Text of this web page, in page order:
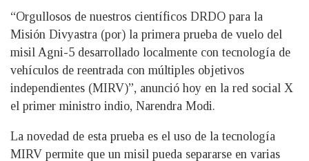
“Orgullosos de nuestros científicos DRDO para la
Misión Divyastra (por) la primera prueba de vuelo del
misil Agni-5 desarrollado localmente con tecnología de
vehículos de reentrada con múltiples objetivos
independientes (MIRV)”, anunció hoy en la red social X
el primer ministro indio, Narendra Modi.
La novedad de esta prueba es el uso de la tecnología
MIRV permite que un misil pueda separarse en varias